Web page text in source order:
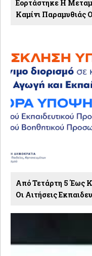
Εορτάστηκε Η
Καμίνι Παραμυθιάς
Από Τετάρτη 5 Έως
Οι Αιτήσεις